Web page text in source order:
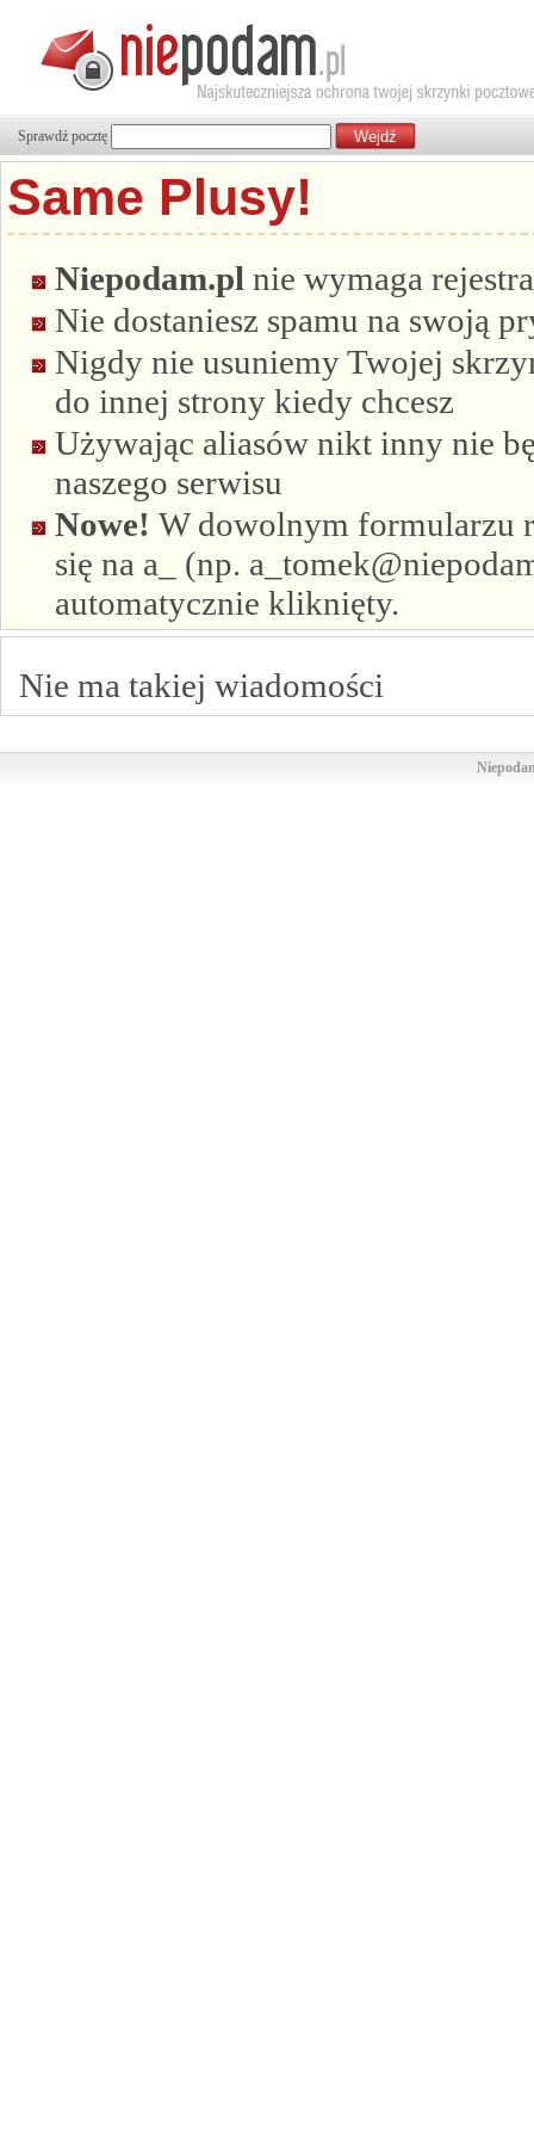
Sprawdź pocztę
Same Plusy!
Niepodam.pl nie wymaga
Nie dostaniesz spamu na swoją
Nigdy nie usuniemy Twojej
do innej strony kiedy chcesz
Używając aliasów nikt inny nie
naszego serwisu
Nowe! W dowolnym formularzu
się na a_ (np.
automatycznie kliknięty.
Nie ma takiej wiadomości